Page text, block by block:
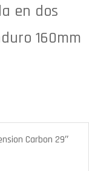
en dos
160mm
Carbon 29″